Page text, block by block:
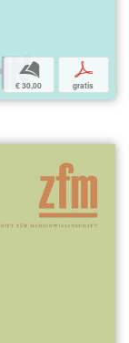
b
€ 30,00
p
gratis